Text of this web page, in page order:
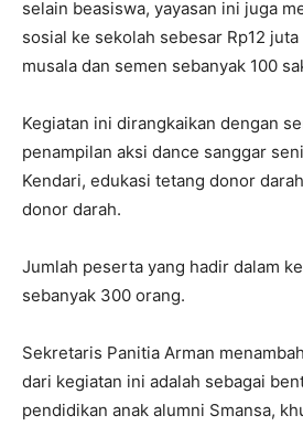
selain beasiswa, yayasan ini juga
sosial ke sekolah sebesar Rp12
musala dan semen sebanyak 100
Kegiatan ini dirangkaikan dengan
penampilan aksi dance sanggar
Kendari, edukasi tetang donor
donor darah.
Jumlah peserta yang hadir dalam
sebanyak 300 orang.
Sekretaris Panitia Arman
dari kegiatan ini adalah sebagai
pendidikan anak alumni Smansa,